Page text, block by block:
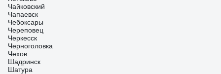
Чайковский
Чапаевск
Чебоксары
Череповец
Черкесск
Черноголовка
Чехов
Шадринск
Шатура